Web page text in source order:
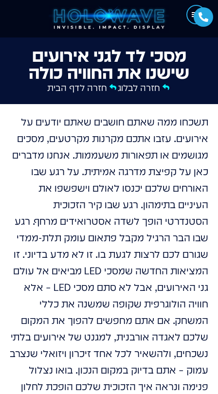
מסכי לד לגני אירועים
שישנו את החוויה כולה
חזרה לבלוג חזרה לדף הבית
תשכחו ממה שאתם חושבים שאתם יודעים על
אירועים. עזבו אתכם מקרנות מקרטעים, מסכים
מגושמים או תפאורות משעממות. אנחנו מדברים
כאן על קפיצת מדרגה אמיתית. על רגע שבו
האורחים שלכם יכנסו לאולם וישפשפו את
העיניים בתימהון. רגע שבו קיר הזכוכית
הסטנדרטי הופך לשדה אסטרואידים מרחף. רגע
שבו הבר הרגיל מקבל פתאום עומק תלת-ממדי
שגורם לכם לרצות לגעת בו. זו לא מדע בדיוני. זו
המציאות החדשה שמסכי LED מביאים אל עולם
גני האירועים, אבל לא סתם מסכי LED – אלא
חוויה הולוגרפית שקופה שמשנה את כללי
המשחק. אם אתם מחפשים להפוך את המקום
שלכם לאגדה אורבנית, למגנט של אירועים בלתי
נשכחים, ולהשאיר לכל אחד זיכרון ויזואלי שנצרב
עמוק – אתם בדיוק במקום הנכון. בואו נצלול
פנימה ונראה איך הזכוכית שלכם הופכת לחלון